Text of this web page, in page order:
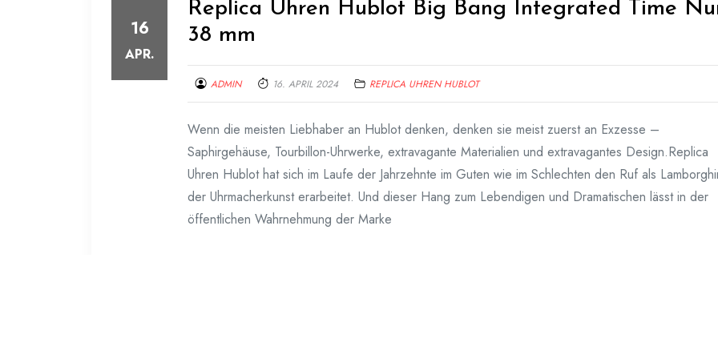
16
APR.
Replica Uhren Hublot Big Bang Integrated Time
38 mm
ADMIN 16. APRIL 2024 REPLICA UHREN HUBLOT
Wenn die meisten Liebhaber an Hublot denken, denken sie meist zuerst an Exzesse –
Saphirgehäuse, Tourbillon-Uhrwerke, extravagante Materialien und extravagantes Design.Replica
Uhren Hublot hat sich im Laufe der Jahrzehnte im Guten wie im Schlechten den Ruf als
der Uhrmacherkunst erarbeitet. Und dieser Hang zum Lebendigen und Dramatischen lässt in der
öffentlichen Wahrnehmung der Marke